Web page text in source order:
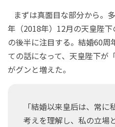
まずは真面目な部分から。
年（2018年）12月の天皇陛
の後半に注目する。結婚60周
ての話になって、天皇陛下が
がグンと増えた。
「結婚以来皇后は、常
考えを理解し、私の立場